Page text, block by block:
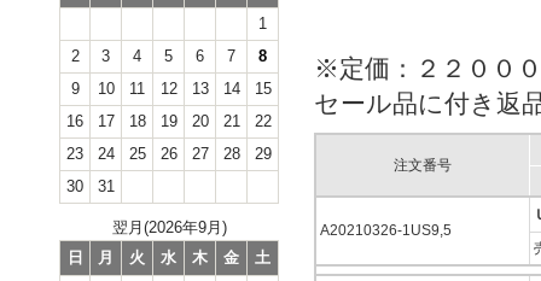
1
2
3 4 5 6 7
8
9
10 11 12 13 14
15
16
17 18 19 20 21
22
23
24 25 26 27 28
29
30
31
翌月(2026年9月)
日
月 火 水 木 金
土
※定価：２２００
セール品に付き返
注文番号
A20210326-1US9,5